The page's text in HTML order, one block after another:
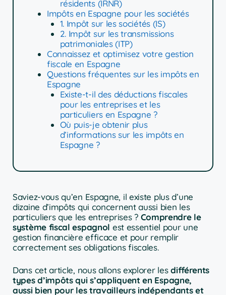
résidents (IRNR)
Impôts en Espagne pour les sociétés
1. Impôt sur les sociétés (IS)
2. Impôt sur les transmissions
patrimoniales (ITP)
Connaissez et optimisez votre gestion
fiscale en Espagne
Questions fréquentes sur les impôts en
Espagne
Existe-t-il des déductions fiscales
pour les entreprises et les
particuliers en Espagne ?
Où puis-je obtenir plus
d’informations sur les impôts en
Espagne ?
Saviez-vous qu’en Espagne, il existe plus d’une
dizaine d’impôts qui concernent aussi bien les
particuliers que les entreprises ? Comprendre le
système fiscal espagnol est essentiel pour une
gestion financière efficace et pour remplir
correctement ses obligations fiscales.
Dans cet article, nous allons explorer lesdifférents
types d’impôts qui s’appliquent en Espagne,
aussi bien pour les travailleurs indépendants et